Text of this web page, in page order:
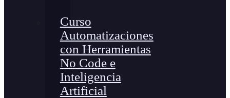
Curso
Automatizaciones
con Herramientas
No Code e
Inteligencia
Artificial